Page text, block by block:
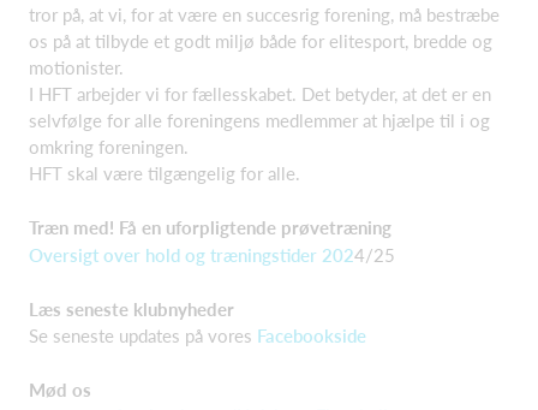
tror på, at vi, for at være en succesrig forening, må bestræbe
os på at tilbyde et godt miljø både for elitesport, bredde og
motionister.
I HFT arbejder vi for fællesskabet. Det betyder, at det er en
selvfølge for alle foreningens medlemmer at hjælpe til i og
omkring foreningen.
HFT skal være tilgængelig for alle.
Træn med! Få en uforpligtende prøvetræning
Oversigt over hold og træningstider 2024/25
Læs seneste klubnyheder
Se seneste updates på vores Facebookside
Mød os